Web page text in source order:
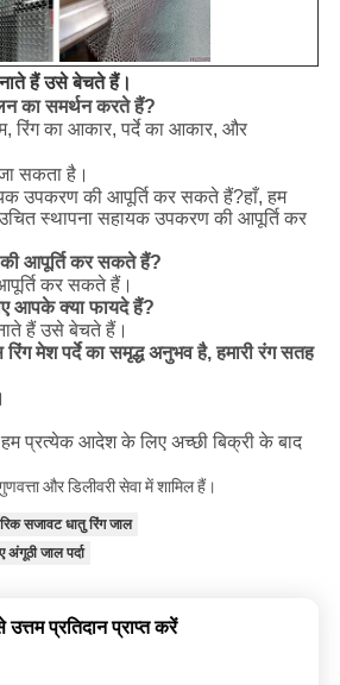
हैं उसे बेचते हैं।
का समर्थन करते हैं?
रिंग का आकार, पर्दे का आकार, और
सकता है।
उपकरण की आपूर्ति कर सकते हैं?हाँ, हम
स्थापना सहायक उपकरण की आपूर्ति कर
आपूर्ति कर सकते हैं?
कर सकते हैं।
आपके क्या फायदे हैं?
हैं उसे बेचते हैं।
रिंग मेश पर्दे का समृद्ध अनुभव है, हमारी रंग सतह
हम प्रत्येक आदेश के लिए अच्छी बिक्री के बाद
और डिलीवरी सेवा में शामिल हैं।
सजावट धातु रिंग जाल
जाल पर्दा
प्रतिदान प्राप्त करें